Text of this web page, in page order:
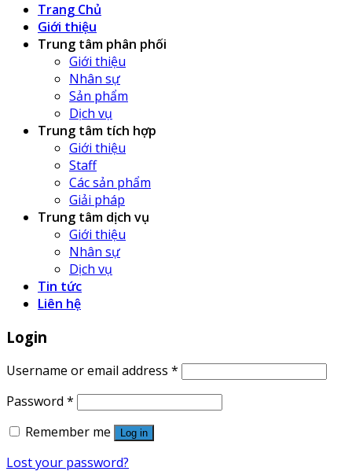
Trang Chủ
Giới thiệu
Trung tâm phân phối
Giới thiệu
Nhân sự
Sản phẩm
Dịch vụ
Trung tâm tích hợp
Giới thiệu
Staff
Các sản phẩm
Giải pháp
Trung tâm dịch vụ
Giới thiệu
Nhân sự
Dịch vụ
Tin tức
Liên hệ
Login
Username or email address *
Password *
Remember me
Log in
Lost your password?